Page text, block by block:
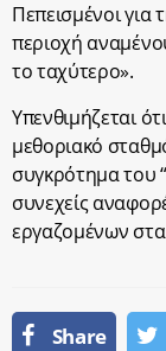
Πεπεισμένοι για
περιοχή
το ταχύτερο».
Υπενθιμήζεται
μεθοριακό
συγκρότημα του
συνεχείς
εργαζομένων
Share